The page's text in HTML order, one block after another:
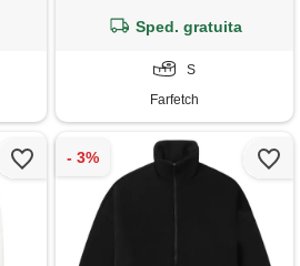
Sped. gratuita
S
Farfetch